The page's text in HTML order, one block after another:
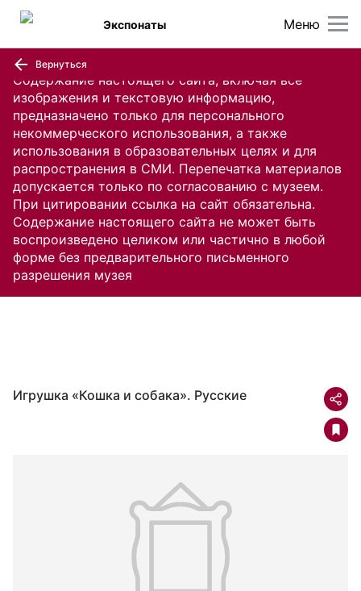
Содержание настоящего сайта, включая все
изображения и текстовую информацию,
предназначено только для персонального
некоммерческого использования, а также
использования в образовательных целях и для
распространения в СМИ. Перепечатка материалов
допускается только по согласованию с музеем.
При цитировании ссылка на сайт обязательна.
Содержание настоящего сайта не может быть
воспроизведено целиком или частично в любой
форме без предварительного письменного
разрешения музея
Меню
Экспонаты
Вернуться
Игрушка «Кошка и собака». Русские